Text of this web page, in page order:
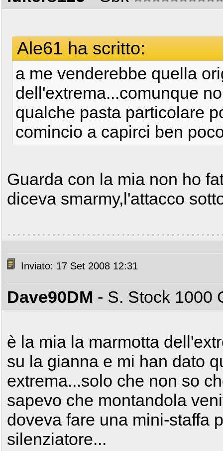
Ale61 ha scritto:
a me venderebbe quella
dell'extrema...comunque
qualche pasta particolare
comincio a capirci ben
Guarda con la mia non ho
diceva smarmy,l'attacco
Inviato: 17 Set 2008 12:31
Dave90DM - S. Stock 1000
è la mia la marmotta
su la gianna e mi han dato
extrema...solo che non so
sapevo che montandola
doveva fare una mini-staffa
silenziatore...